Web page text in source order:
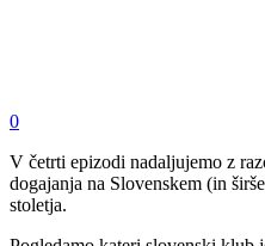
0
V četrti epizodi nadaljujemo z
dogajanja na Slovenskem (in
stoletja.